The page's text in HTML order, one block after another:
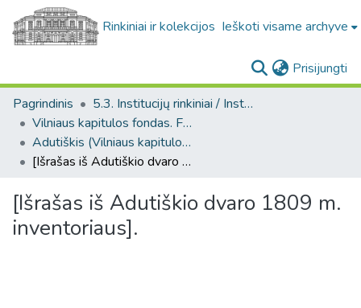
Rinkiniai ir kolekcijos Ieškoti visame archyve
Prisijungti
Pagrindinis
5.3. Institucijų rinkiniai / Institutional collections
Vilniaus kapitulos fondas. F43
Adutiškis (Vilniaus kapitulos fondas. F43. Bažnytinės valdos)
[Išrašas iš Adutiškio dvaro 1809 m. inventoriaus].
[Išrašas iš Adutiškio dvaro 1809 m.
inventoriaus].